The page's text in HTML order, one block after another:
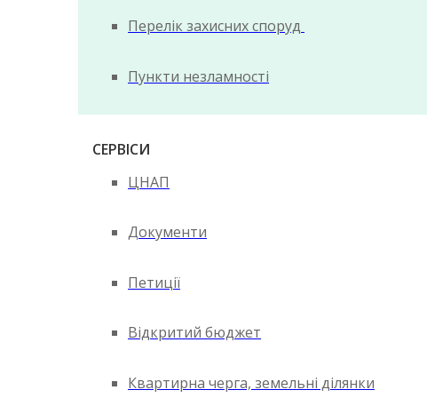
Перелік захисних споруд
Пункти незламності
СЕРВІСИ
ЦНАП
Документи
Петиції
Відкритий бюджет
Квартирна черга, земельні ділянки